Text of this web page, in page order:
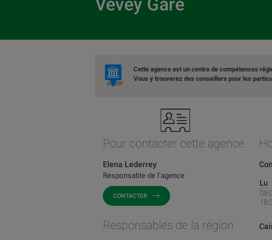
Vevey Gare
Cette agence est un centre de compétences
Vous y trouverez des conseillers pour les
Pour contacter cette agence
Elena Lederrey
Responsable de l'agence
CONTACTER
Responsables de la région
Lu